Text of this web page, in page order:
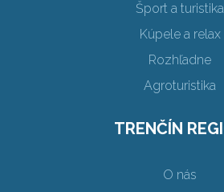
Šport a turistika
Kúpele a relax
Rozhľadne
Agroturistika
TRENČÍN
O nás